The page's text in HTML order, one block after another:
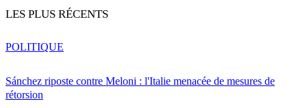
LES PLUS RÉCENTS
Sánchez riposte contre Meloni : l'Italie menacée de mesures de
rétorsion
POLITIQUE